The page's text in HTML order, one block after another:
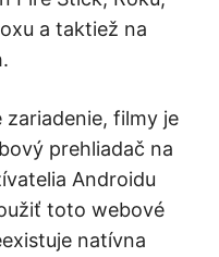
a taktiež na
filmy je
prehliadač na
Androidu
toto webové
natívna